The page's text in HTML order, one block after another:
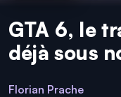
GTA 6, le
déjà sous
Florian Prache